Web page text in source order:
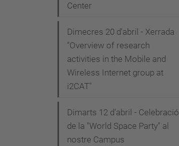
Center
Dimecres 20 d'abril - Xerrada
"Overview of research
activities in the Mobile and
Wireless Internet group at
i2CAT"
Dimarts 12 d'abril - Celebració
de la "World Space Party" al
nostre Campus